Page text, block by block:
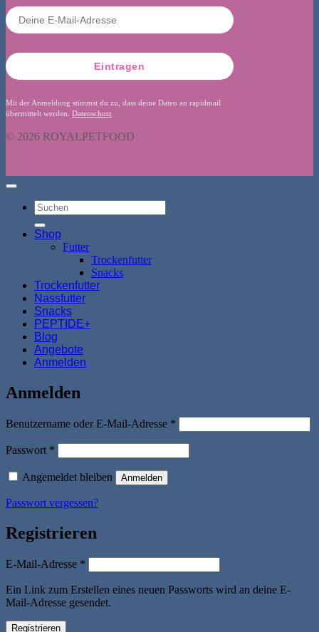
Eintragen
Mit der Anmeldung stimmst du zu, dass deine Daten an rapidmail
übermittelt werden. Datenschutz
© 2026 ROYALPETFOOD
Suchen
nach:
Shop
Futter
Trockenfutter
Snacks
Trockenfutter
Nassfutter
Snacks
PEPTIDE+
Blog
Angebote
Anmelden
Anmelden
Benutzername oder E-Mail-Adresse *
Passwort *
Angemeldet bleiben Anmelden
Passwort vergessen?
Registrieren
E-Mail-Adresse *
Ein Link zum Erstellen eines neuen Passworts wird an deine E-
Mail-Adresse gesendet.
Registrieren